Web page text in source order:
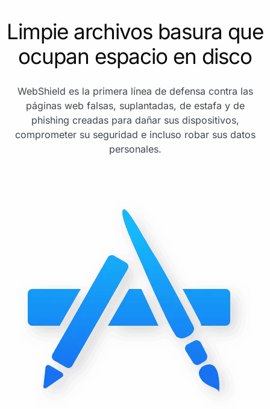
Limpie archivos basura que
ocupan espacio en disco
WebShield es la primera línea de defensa contra las
páginas web falsas, suplantadas, de estafa y de
phishing creadas para dañar sus dispositivos,
comprometer su seguridad e incluso robar sus datos
personales.